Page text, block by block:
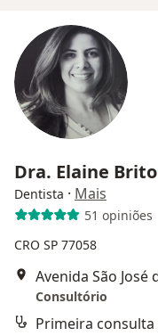
Dra. Elaine Brito
Dentista · Mais
51 opiniões
CRO SP 77058
Consultório